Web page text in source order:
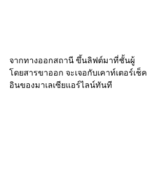
จากทางออกสถานี ขึ้นลิฟต์มาที่ชั้นผู้
โดยสารขาออก จะเจอกับเคาท์เตอร์เช็ค
อินของมาเลเซียแอร์ไลน์ทันที